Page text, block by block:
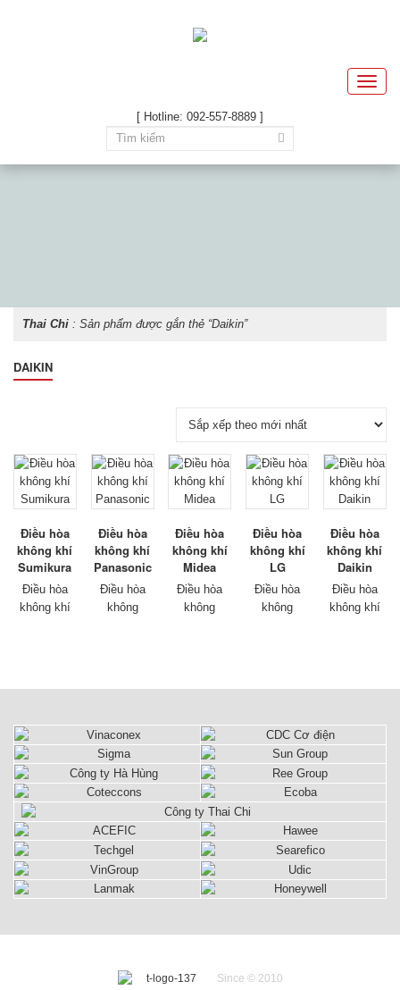
Toggle
[ Hotline: 092-557-8889 ]
Thai Chi : Sản phẩm được gắn thẻ “Daikin”
DAIKIN
Điều hòa
không khí
Sumikura
Điều hòa
không khí
khác nhưng
đã nhanh
chóng có
được niềm
tin từ người
sử dụng và
nhà thầu thi
công bới
chất lượng,
thiết kế và
Điều hòa
không khí
Panasonic
Điều hòa
không
hiệu được
người Việt
Nam
tin cậy vì
chất lượng
ổn
định, thiết
kế tính tế.
Điều hòa
không khí
Midea
Điều hòa
không
lâu là
thương
hiệu được
người Việt
Nam tin
dùng vì
chất lượng
ổn định, giá
cả phải
chăng.
Điều hòa
không khí
LG
Điều hòa
không
thương
hiệu được
người Việt
Nam tin
dùng, nhất
là trong các
tòa nahf
trung tâm
thương
mại, văn
cao, thiết
Điều hòa
không khí
Daikin
Điều hòa
không khí
người Việt
Nam tin
dùng, hoạt
động êm ái,
hiệu suất
cao, thiết
Since © 2010